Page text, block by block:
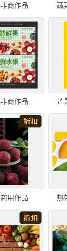
非商作品
非商作品
商用作品